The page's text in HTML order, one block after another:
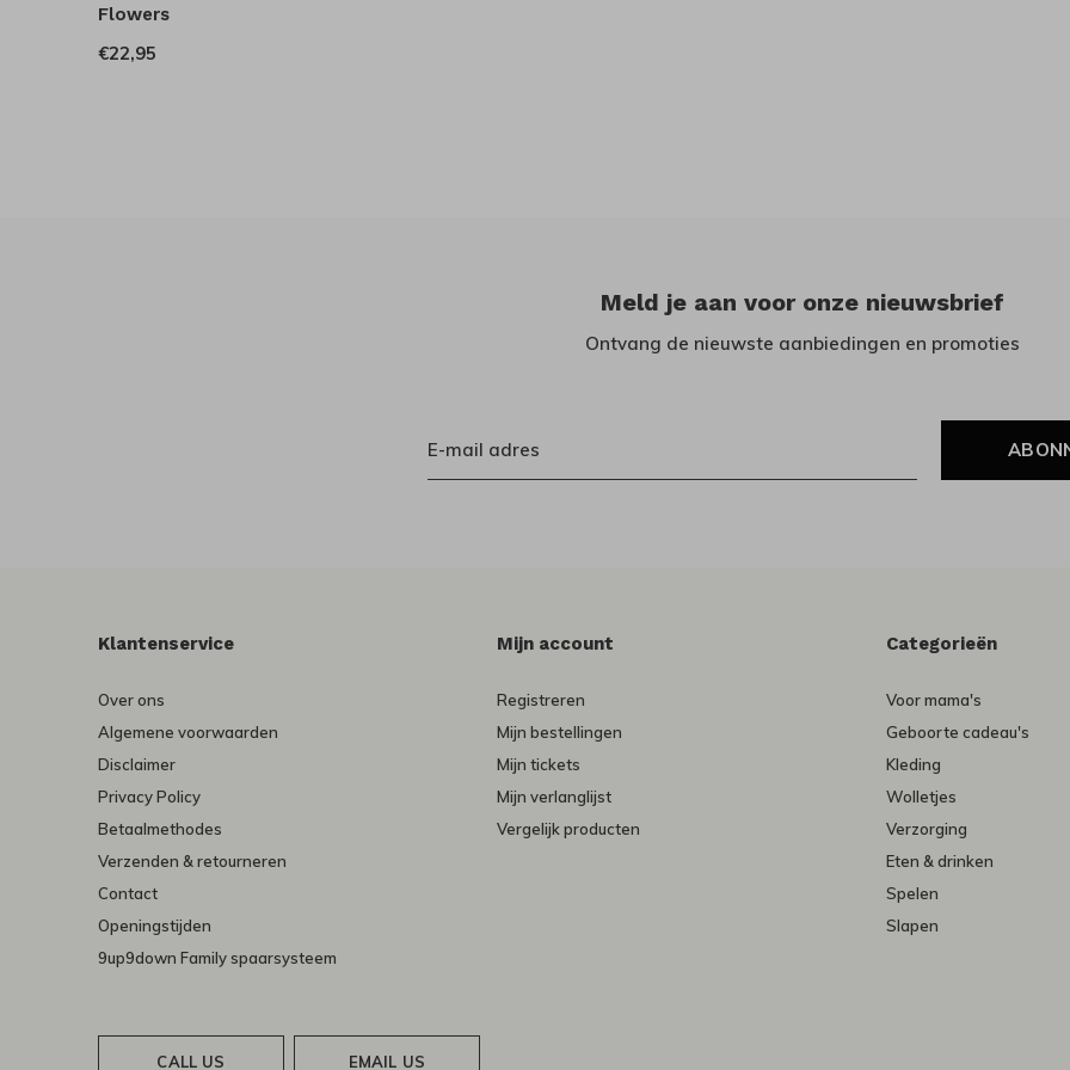
Flowers
€22,95
Meld je aan voor onze nieuwsbrief
Ontvang de nieuwste aanbiedingen en promoties
Klantenservice
Over ons
Algemene voorwaarden
Disclaimer
Privacy Policy
Betaalmethodes
Verzenden & retourneren
Contact
Openingstijden
9up9down Family spaarsysteem
Mijn account
Registreren
Mijn bestellingen
Mijn tickets
Mijn verlanglijst
Vergelijk producten
Categorieën
Voor mama's
Geboorte cadeau's
Kleding
Wolletjes
Verzorging
Eten & drinken
Spelen
Slapen
CALL US EMAIL US